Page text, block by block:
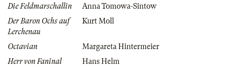
Die Feldmarschallin
Anna Tomowa-Sintow
Der Baron Ochs auf
Lerchenau
Kurt Moll
Octavian
Margareta Hintermeier
Herr von Faninal
Hans Helm